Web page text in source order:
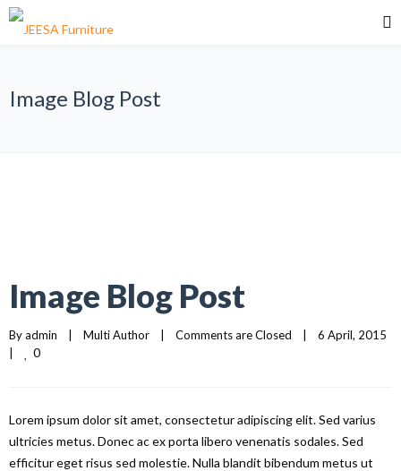
Image Blog Post
Image Blog Post
By admin Multi Author Comments are Closed
0
Lorem ipsum dolor sit amet, consectetur adipiscing elit. Sed varius
ultricies metus. Donec ac ex porta libero venenatis sodales. Sed
efficitur eget risus sed molestie. Nulla blandit bibendum metus ut